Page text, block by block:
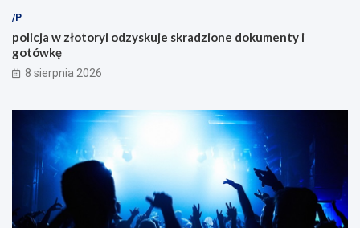
/P
policja w złotoryi odzyskuje skradzione dokumenty i
gotówkę
8 sierpnia 2026